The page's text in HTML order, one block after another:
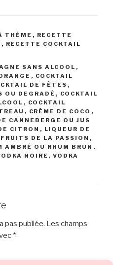
THÈME , RECETTE
, RECETTE COCKTAIL
SANS ALCOOL ,
, COCKTAIL
DE FÊTES ,
OU DEGRADÉ , COCKTAIL
, COCKTAIL
, CRÈME DE COCO ,
CANNEBERGE OU JUS
CITRON , LIQUEUR DE
DE LA PASSION ,
AMBRÉ OU RHUM BRUN ,
NOIRE, VODKA
pas publiée. Les champs
*